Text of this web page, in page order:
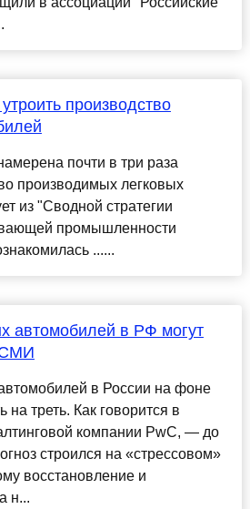
производство
почти в три раза
производимых легковых
из "Сводной стратегии
промышленности
......
автомобилей в РФ могут
СМИ
в России на фоне
на треть. Как говорится в
компании PwC, — до
строился на «стрессовом»
восстановление и
н...